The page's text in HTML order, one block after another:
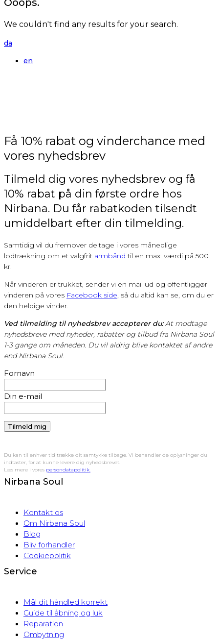
Ooops.
We couldn't find any results for your search.
da
en
Få 10% rabat og vinderchance med
vores nyhedsbrev
Tilmeld dig vores nyhedsbrev og få
10% rabat på din første ordre hos
Nirbana. Du får rabatkoden tilsendt
umiddelbart efter din tilmelding.
Samtidig vil du fremover deltage i vores månedlige
lodtrækning om et valgfrit armbånd til en max. værdi på 500
kr.
Når vinderen er trukket, sender vi en mail ud og offentliggør
vinderen på vores Facebook side, så du altid kan se, om du er
den heldige vinder.
Ved tilmelding til nyhedsbrev accepterer du:At modtage
nyhedsbreve med nyheder, rabatter og tilbud fra Nirbana Soul
1-3 gange om måneden. Du vil aldrig blive kontaktet af andre
end Nirbana Soul.
Fornavn
Din e-mail
Du kan til enhver tid trække dit samtykke tilbage. Vi behandler de oplysninger du
indtaster, for at kunne levere dig nyhedsbrevet.
Læs mere i vores persondatapolitik.
Nirbana Soul
Kontakt os
Om Nirbana Soul
Blog
Bliv forhandler
Cookiepolitik
Service
Mål dit håndled korrekt
Guide til åbning og luk
Reparation
Ombytning